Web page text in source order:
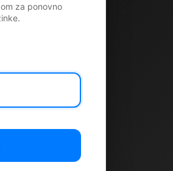
za ponovno